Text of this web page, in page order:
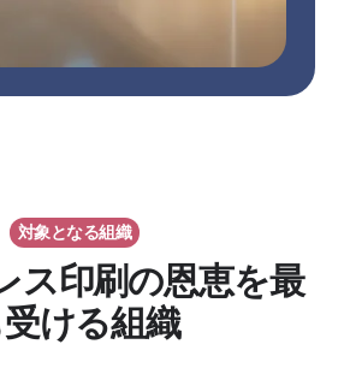
対象となる組織
ス印刷の恩恵を最
受ける組織